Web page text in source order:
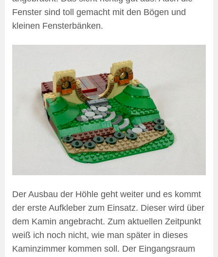
Fenster sind toll gemacht mit den Bögen und
kleinen Fensterbänken.
Der Ausbau der Höhle geht weiter und es kommt
der erste Aufkleber zum Einsatz. Dieser wird über
dem Kamin angebracht. Zum aktuellen Zeitpunkt
weiß ich noch nicht, wie man später in dieses
Kaminzimmer kommen soll. Der Eingangsraum